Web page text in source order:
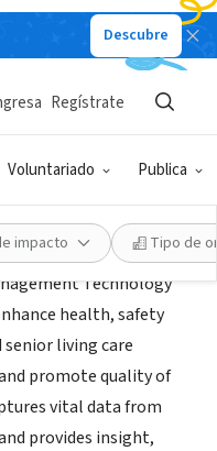
Descubre
Voluntariado Publica
Regístrate
impacto Tipo de
Meter
Technology
health, safety
living care
promote quality of
vital data from
provides insight,